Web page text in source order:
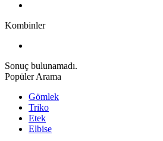
Kombinler
Sonuç bulunamadı.
Popüler Arama
Gömlek
Triko
Etek
Elbise